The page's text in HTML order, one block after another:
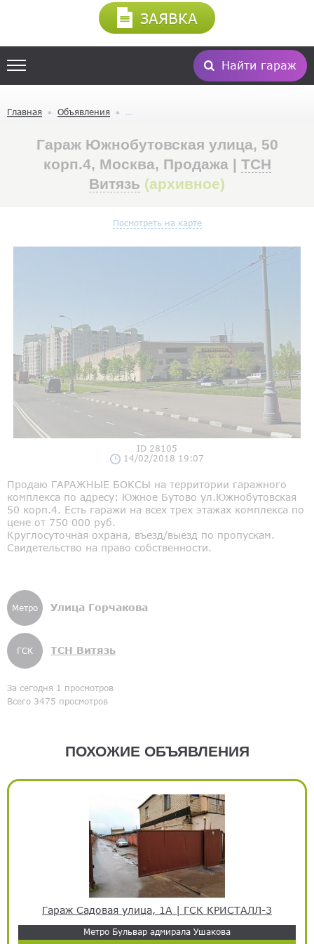
Найти гараж
ЗАЯВКА
Главная Объявления
Гараж Южнобутовская улица, 50
корп.4, Москва, Продажа | ТСН
Витязь (архивное)
Посмотреть на карте
ID 28105
14/02/2018 19:07
Продаю ГАРАЖНЫЕ БОКСЫ на территории гаражного
комплекса по адресу: Южное Бутово ул.Южнобутовская
50 корп.4. Есть гаражи на всех трех этажах комплекса по
цене от 750 000 руб.
Круглосуточная охрана, въезд/выезд по пропускам.
Свидетельство на право собственности.
Метро Улица Горчакова
ГСК ТСН Витязь
За сегодня 1 просмотров
Всего 3475 просмотров
ПОХОЖИЕ ОБЪЯВЛЕНИЯ
Гараж Садовая улица, 1А | ГСК КРИСТАЛЛ-3
Метро Бульвар адмирала Ушакова